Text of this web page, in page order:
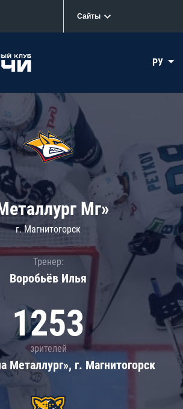
Сайты
РУ
Мг»
г. Магнитогорск
Тренер:
Воробьёв Илья
1253
зрителей
Металлург», г. Магнитогорск